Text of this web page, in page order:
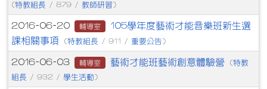
(特教組長 / 879 / 教師研習 )
2016-06-20 輔導室
105學年度藝術才能音樂班新生選
課相關事項
(特教組長 / 911 / 重要公告 )
2016-06-03 輔導室 藝術才能班藝術創意體驗營 (特教
組長 / 932 / 學生活動 )